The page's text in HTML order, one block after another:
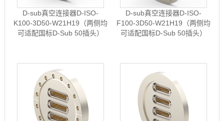
D-sub真空连接器D-ISO-
K100-3D50-W21H19（两侧均
可适配国标D-Sub 50插头）
D-sub真空连接器D-ISO-
F100-3D50-W21H19（两侧均
可适配国标D-Sub 50插头）